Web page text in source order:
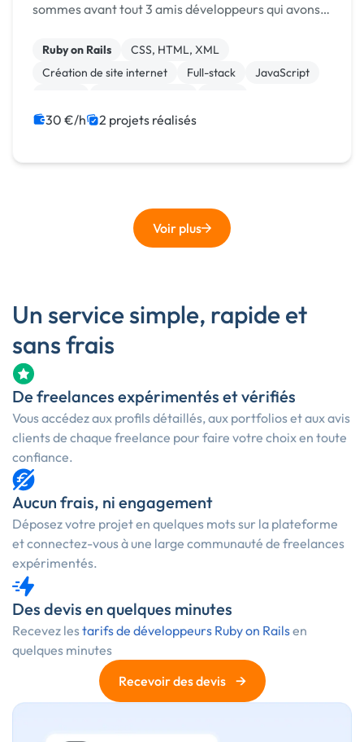
sommes avant tout 3 amis développeurs qui avons
rapide et efficace dans la réalisation de nos missi...
Ruby on Rails
CSS, HTML, XML
Création de site internet
Full-stack
JavaScript
WooCommerce
Experience utilisateur
30 €/h 2 projets réalisés
Voir plus
Un service simple, rapide et
sans frais
De freelances expérimentés et vérifiés
Vous accédez aux profils détaillés, aux portfolios et aux avis
clients de chaque freelance pour faire votre choix en toute
confiance.
Aucun frais, ni engagement
Déposez votre projet en quelques mots sur la plateforme
et connectez-vous à une large communauté de freelances
expérimentés.
Des devis en quelques minutes
Recevez lestarifs de développeurs Ruby on Railsen
quelques minutes
Recevoir des devis
→